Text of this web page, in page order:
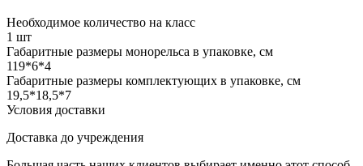
Необходимое количество на класс
1 шт
Габаритные размеры монорельса в упаковке, см
119*6*4
Габаритные размеры комплектующих в упаковке, см
19,5*18,5*7
Условия доставки
Доставка до учреждения